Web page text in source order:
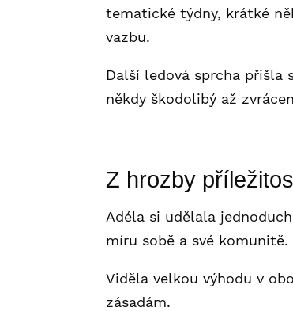
tematické týdny, krátké
vazbu.
Další ledová sprcha přišla
někdy škodolibý až
Z hrozby
Adéla si udělala
míru sobě a své komunitě.
Viděla velkou výhodu v
zásadám.